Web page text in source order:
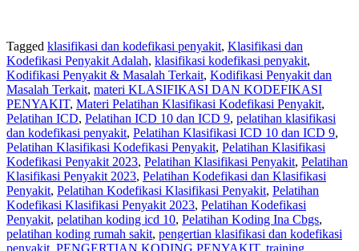
Tagged klasifikasi dan kodefikasi penyakit, Klasifikasi dan
Kodefikasi Penyakit Adalah, klasifikasi kodefikasi penyakit,
Kodifikasi Penyakit & Masalah Terkait, Kodifikasi Penyakit dan
Masalah Terkait, materi KLASIFIKASI DAN KODEFIKASI
PENYAKIT, Materi Pelatihan Klasifikasi Kodefikasi Penyakit,
Pelatihan ICD, Pelatihan ICD 10 dan ICD 9, pelatihan klasifikasi
dan kodefikasi penyakit, Pelatihan Klasifikasi ICD 10 dan ICD 9,
Pelatihan Klasifikasi Kodefikasi Penyakit, Pelatihan Klasifikasi
Kodefikasi Penyakit 2023, Pelatihan Klasifikasi Penyakit, Pelatihan
Klasifikasi Penyakit 2023, Pelatihan Kodefikasi dan Klasifikasi
Penyakit, Pelatihan Kodefikasi Klasifikasi Penyakit, Pelatihan
Kodefikasi Klasifikasi Penyakit 2023, Pelatihan Kodefikasi
Penyakit, pelatihan koding icd 10, Pelatihan Koding Ina Cbgs,
pelatihan koding rumah sakit, pengertian klasifikasi dan kodefikasi